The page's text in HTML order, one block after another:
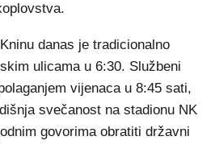
danas je tradicionalno
ulicama u 6:30. Službeni
vijenaca u 8:45 sati,
svečanost na stadionu NK
govorima obratiti državni